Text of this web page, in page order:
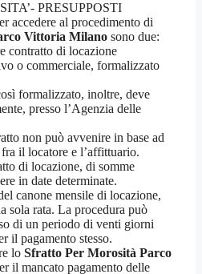
PRESUPPOSTI
accedere al procedimento di
Vittoria Milano sono due:
contratto di locazione
o commerciale, formalizzato
formalizzato, inoltre, deve
presso l’Agenzia delle
non può avvenire in base ad
il locatore e l’affittuario.
di locazione, di somme
in date determinate.
canone mensile di locazione,
sola rata. La procedura può
di un periodo di venti giorni
il pagamento stesso.
lo Sfratto Per Morosità Parco
il mancato pagamento delle